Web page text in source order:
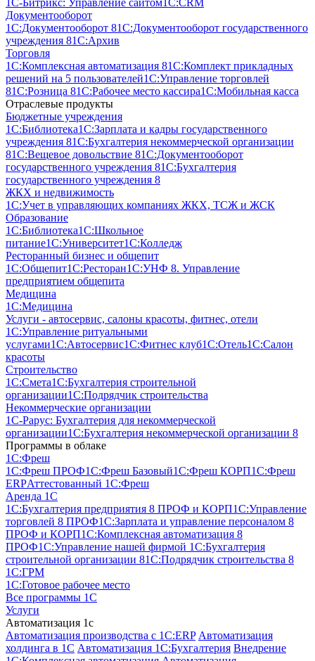
1С-Битрикс: Управление сайтом1С:CRM
Документооборот
1С:Документооборот 81С:Документооборот государственного
учреждения 81С:Архив
Торговля
1С:Комплексная автоматизация 81С:Комплект прикладных
решений на 5 пользователей1С:Управление торговлей
81С:Розница 81С:Рабочее место кассира1С:Мобильная касса
Отраслевые продукты
Бюджетные учреждения
1С:Библиотека1С:Зарплата и кадры государственного
учреждения 81С:Бухгалтерия некоммерческой организации
81С:Вещевое довольствие 81С:Документооборот
государственного учреждения 81С:Бухгалтерия
государственного учреждения 8
ЖКХ и недвижимость
1С:Учет в управляющих компаниях ЖКХ, ТСЖ и ЖСК
Образование
1С:Библиотека1С:Школьное
питание1С:Университет1С:Колледж
Ресторанный бизнес и общепит
1С:Общепит1С:Ресторан1С:УНФ 8. Управление
предприятием общепита
Медицина
1С:Медицина
Услуги - автосервис, cалоны красоты, фитнес, отели
1С:Управление ритуальными
услугами1С:Автосервис1С:Фитнес клуб1С:Отель1С:Салон
красоты
Строительство
1С:Смета1С:Бухгалтерия строительной
организации1С:Подрядчик строительства
Некоммерческие организации
1С-Рарус: Бухгалтерия для некоммерческой
организации1С:Бухгалтерия некоммерческой организации 8
Программы в облаке
1C:Фреш
1C:Фреш ПРОФ1C:Фреш Базовый1C:Фреш КОРП1C:Фреш
ERPАттестованный 1С:Фреш
Аренда 1С
1С:Бухгалтерия предприятия 8 ПРОФ и КОРП1С:Управление
торговлей 8 ПРОФ1С:Зарплата и управление персоналом 8
ПРОФ и КОРП1С:Комплексная автоматизация 8
ПРОФ1С:Управление нашей фирмой 1С:Бухгалтерия
строительной организации 81С:Подрядчик строительства 8
1С:ГРМ
1С:Готовое рабочее место
Все программы 1С
Услуги
Автоматизация 1с
Автоматизация производства с 1C:ERP Автоматизация
холдинга в 1С Автоматизация 1С:Бухгалтерия Внедрение